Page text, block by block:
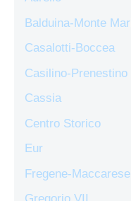
Balduina-Monte
Casalotti-Boccea
Casilino-Prenestino
Cassia
Centro Storico
Eur
Fregene-Maccarese